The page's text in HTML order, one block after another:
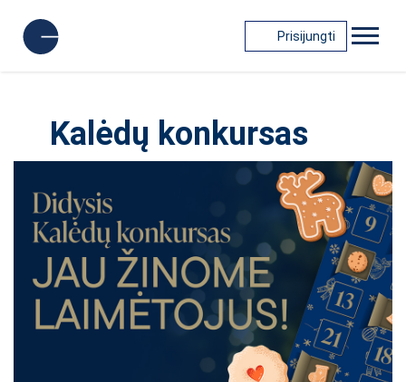
Prisijungti
Kalėdų konkursas